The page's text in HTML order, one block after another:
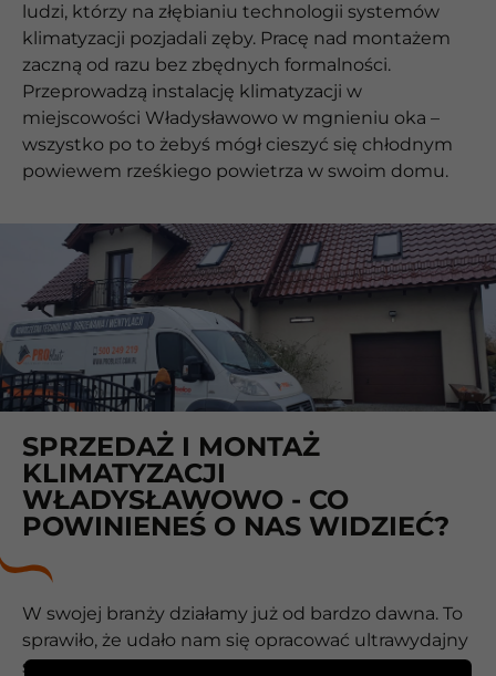
ludzi, którzy na złębianiu technologii systemów
klimatyzacji pozjadali zęby. Pracę nad montażem
zaczną od razu bez zbędnych formalności.
Przeprowadzą instalację klimatyzacji w
miejscowości Władysławowo w mgnieniu oka –
wszystko po to żebyś mógł cieszyć się chłodnym
powiewem rześkiego powietrza w swoim domu.
SPRZEDAŻ I MONTAŻ
KLIMATYZACJI
WŁADYSŁAWOWO - CO
POWINIENEŚ O NAS WIDZIEĆ?
W swojej branży działamy już od bardzo dawna. To
sprawiło, że udało nam się opracować ultrawydajny
system pracy, który pozwala zapewnić wszystkim